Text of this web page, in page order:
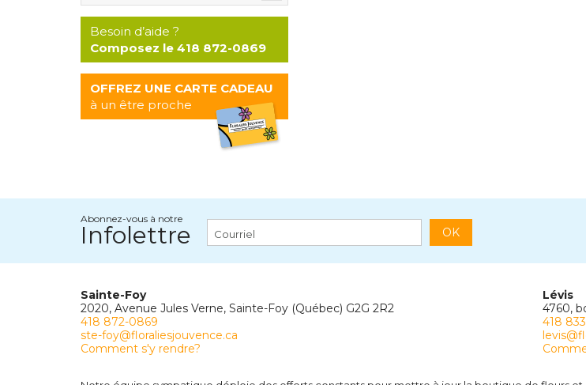
Besoin d’aide ?
Composez le 418 872-0869
OFFREZ UNE CARTE CADEAU
à un être proche
Abonnez-vous à notre
Infolettre OK
Sainte-Foy
2020, Avenue Jules Verne, Sainte-Foy (Québec) G2G 2R2
418 872-0869
ste-foy@floraliesjouvence.ca
Comment s'y rendre?
Lévis
4760,
418